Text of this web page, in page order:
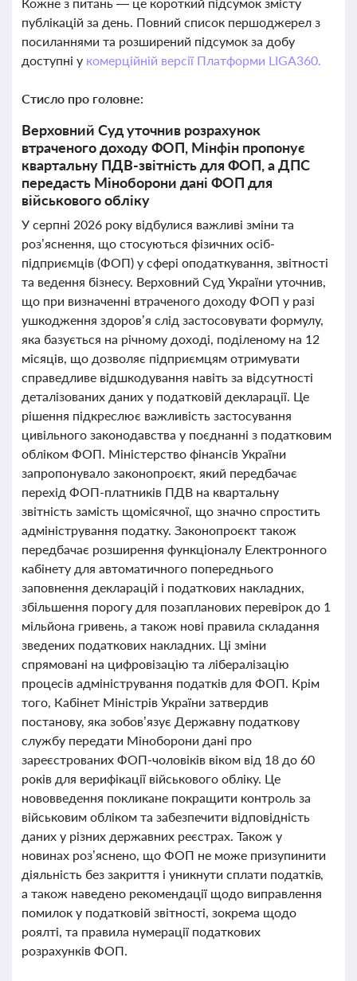
публікацій за день. Повний список першоджерел з
посиланнями та розширений підсумок за добу
доступні у комерційній версії Платформи LIGA360.
Стисло про головне:
Верховний Суд уточнив розрахунок
втраченого доходу ФОП, Мінфін пропонує
квартальну ПДВ-звітність для ФОП, а ДПС
передасть Міноборони дані ФОП для
військового обліку
У серпні 2026 року відбулися важливі зміни та
роз’яснення, що стосуються фізичних осіб-
підприємців (ФОП) у сфері оподаткування, звітності
та ведення бізнесу. Верховний Суд України уточнив,
що при визначенні втраченого доходу ФОП у разі
ушкодження здоров’я слід застосовувати формулу,
яка базується на річному доході, поділеному на 12
місяців, що дозволяє підприємцям отримувати
справедливе відшкодування навіть за відсутності
деталізованих даних у податковій декларації. Це
рішення підкреслює важливість застосування
цивільного законодавства у поєднанні з податковим
обліком ФОП. Міністерство фінансів України
запропонувало законопроєкт, який передбачає
перехід ФОП-платників ПДВ на квартальну
звітність замість щомісячної, що значно спростить
адміністрування податку. Законопроєкт також
передбачає розширення функціоналу Електронного
кабінету для автоматичного попереднього
заповнення декларацій і податкових накладних,
збільшення порогу для позапланових перевірок до 1
мільйона гривень, а також нові правила складання
зведених податкових накладних. Ці зміни
спрямовані на цифровізацію та лібералізацію
процесів адміністрування податків для ФОП. Крім
того, Кабінет Міністрів України затвердив
постанову, яка зобов’язує Державну податкову
службу передати Міноборони дані про
зареєстрованих ФОП-чоловіків віком від 18 до 60
років для верифікації військового обліку. Це
нововведення покликане покращити контроль за
військовим обліком та забезпечити відповідність
даних у різних державних реєстрах. Також у
новинах роз’яснено, що ФОП не може призупинити
діяльність без закриття і уникнути сплати податків,
а також наведено рекомендації щодо виправлення
помилок у податковій звітності, зокрема щодо
роялті, та правила нумерації податкових
розрахунків ФОП.